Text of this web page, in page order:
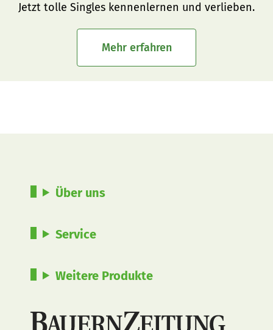
Jetzt tolle Singles kennenlernen und verlieben.
Mehr erfahren
Über uns
Service
Weitere Produkte